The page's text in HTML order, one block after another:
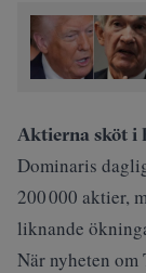
Aktierna sköt i
Dominaris
200 000 aktier,
liknande
När nyheten